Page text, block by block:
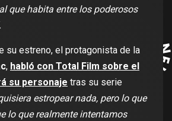
que habita entre los poderosos
su estreno, el protagonista de la
, habló con Total Film sobre el
su personaje tras su serie
estropear nada, pero lo que
lo que realmente intentamos